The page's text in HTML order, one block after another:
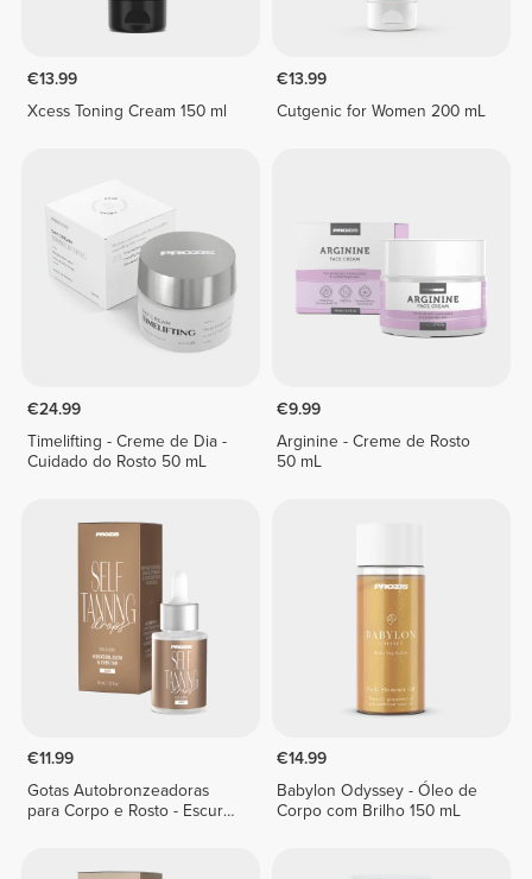
€13.99
Xcess Toning Cream 150 ml
€13.99
Cutgenic for Women 200 mL
€24.99
Timelifting - Creme de Dia -
Cuidado do Rosto 50 mL
€9.99
Arginine - Creme de Rosto
50 mL
€11.99
Gotas Autobronzeadoras
para Corpo e Rosto - Escuro
€14.99
Babylon Odyssey - Óleo de
Corpo com Brilho 150 mL